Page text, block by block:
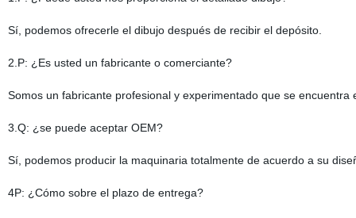
Sí, podemos ofrecerle el dibujo después de recibir el depósito.
2.P: ¿Es usted un fabricante o comerciante?
Somos un fabricante profesional y experimentado que se encuentra
3.Q: ¿se puede aceptar OEM?
Sí, podemos producir la maquinaria totalmente de acuerdo a su
4P: ¿Cómo sobre el plazo de entrega?